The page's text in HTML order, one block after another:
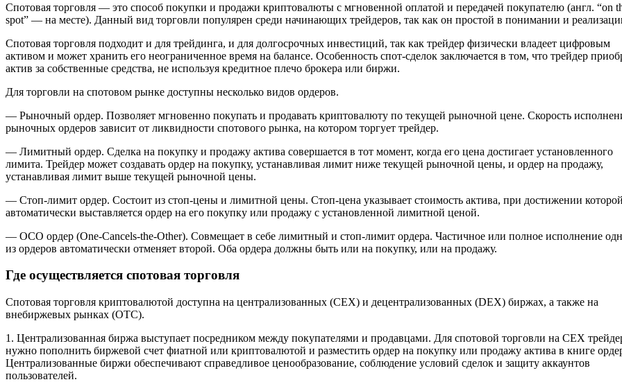
Спотовая торговля — это способ покупки и продажи криптовалюты с мгновенной оплатой и передачей покупателю (англ. “on
spot” — на месте). Данный вид торговли популярен среди начинающих трейдеров, так как он простой в понимании и
Спотовая торговля подходит и для трейдинга, и для долгосрочных инвестиций, так как трейдер физически владеет цифровым
активом и может хранить его неограниченное время на балансе. Особенность спот-сделок заключается в том, что трейдер
актив за собственные средства, не используя кредитное плечо брокера или биржи.
Для торговли на спотовом рынке доступны несколько видов ордеров.
— Рыночный ордер. Позволяет мгновенно покупать и продавать криптовалюту по текущей рыночной цене. Скорость
рыночных ордеров зависит от ликвидности спотового рынка, на котором торгует трейдер.
— Лимитный ордер. Сделка на покупку и продажу актива совершается в тот момент, когда его цена достигает установленного
лимита. Трейдер может создавать ордер на покупку, устанавливая лимит ниже текущей рыночной цены, и ордер на продажу,
устанавливая лимит выше текущей рыночной цены.
— Стоп-лимит ордер. Состоит из стоп-цены и лимитной цены. Стоп-цена указывает стоимость актива, при достижении которой
автоматически выставляется ордер на его покупку или продажу с установленной лимитной ценой.
— OCO ордер (One-Cancels-the-Other). Совмещает в себе лимитный и стоп-лимит ордера. Частичное или полное исполнение
из ордеров автоматически отменяет второй. Оба ордера должны быть или на покупку, или на продажу.
Где осуществляется спотовая торговля
Спотовая торговля криптовалютой доступна на централизованных (CEX) и децентрализованных (DEX) биржах, а также на
внебиржевых рынках (OTC).
1. Централизованная биржа выступает посредником между покупателями и продавцами. Для спотовой торговли на CEX
нужно пополнить биржевой счет фиатной или криптовалютой и разместить ордер на покупку или продажу актива в книге
Централизованные биржи обеспечивают справедливое ценообразование, соблюдение условий сделок и защиту аккаунтов
пользователей.